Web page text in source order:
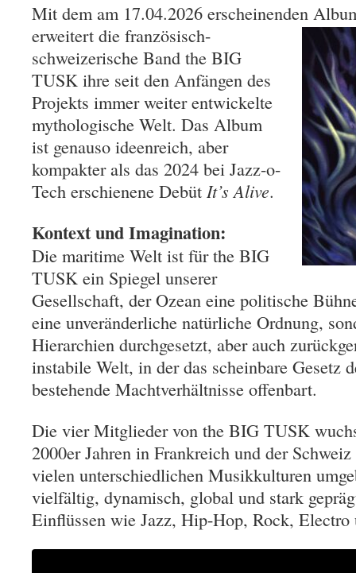
Mit dem am 17.04.2026 erscheinenden
erweitert die französisch-
schweizerische Band the BIG
TUSK ihre seit den Anfängen des
Projekts immer weiter entwickelte
mythologische Welt. Das Album
ist genauso ideenreich, aber
kompakter als das 2024 bei Jazz-o-
Tech erschienene Debüt It’s Alive.
Kontext und Imagination:
Die maritime Welt ist für the BIG
TUSK ein Spiegel unserer
Gesellschaft, der Ozean eine politische
eine unveränderliche natürliche Ordnung,
Hierarchien durchgesetzt, aber auch
instabile Welt, in der das scheinbare Gesetz
bestehende Machtverhältnisse offenbart.
Die vier Mitglieder von the BIG TUSK
2000er Jahren in Frankreich und der
vielen unterschiedlichen Musikkulturen
vielfältig, dynamisch, global und stark
Einflüssen wie Jazz, Hip-Hop, Rock, Electro